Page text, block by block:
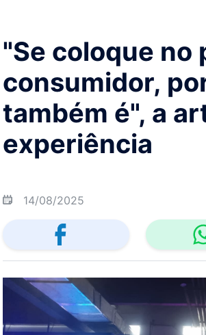
"Se coloque no
consumidor,
também é", a
experiência
14/08/2025